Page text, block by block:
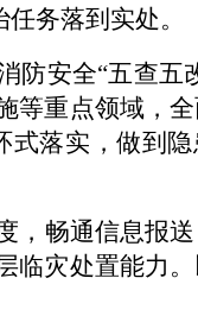
务落到实处。
防安全“五查五
等重点领域，
式落实，做到
，畅通信息报
临灾处置能力